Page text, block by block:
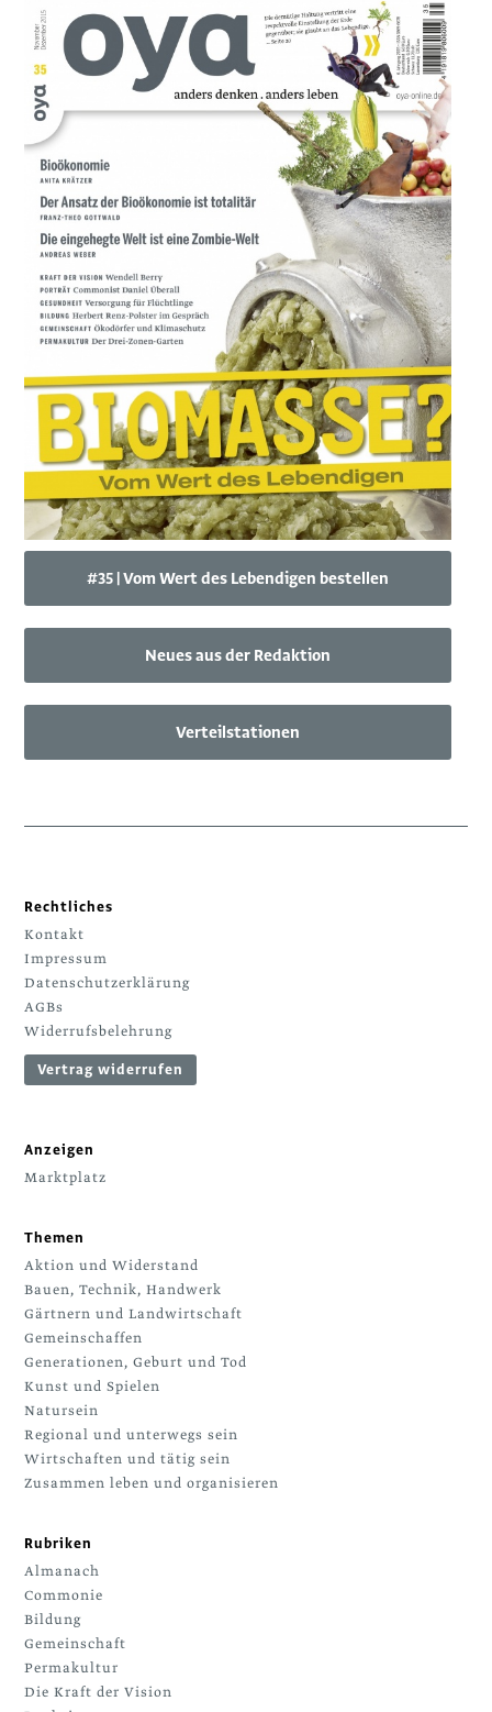
#35 | Vom Wert des Lebendigen bestellen
Neues aus der Redaktion
Verteilstationen
Rechtliches
Kontakt
Impressum
Datenschutzerklärung
AGBs
Widerrufsbelehrung
Vertrag widerrufen
Anzeigen
Marktplatz
Themen
Aktion und Widerstand
Bauen, Technik, Handwerk
Gärtnern und Landwirtschaft
Gemeinschaffen
Generationen, Geburt und Tod
Kunst und Spielen
Natursein
Regional und unterwegs sein
Wirtschaften und tätig sein
Zusammen leben und organisieren
Rubriken
Almanach
Commonie
Bildung
Gemeinschaft
Permakultur
Die Kraft der Vision